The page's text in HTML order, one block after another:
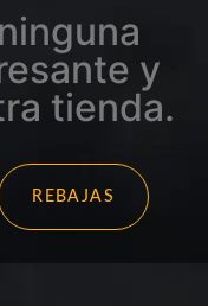
y
tienda.
REBAJAS